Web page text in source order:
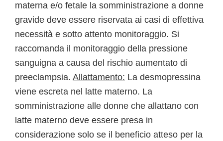
materna e/o fetale la somministrazione a donne
gravide deve essere riservata ai casi di effettiva
necessità e sotto attento monitoraggio. Si
raccomanda il monitoraggio della pressione
sanguigna a causa del rischio aumentato di
preeclampsia. Allattamento: La desmopressina
viene escreta nel latte materno. La
somministrazione alle donne che allattano con
latte materno deve essere presa in
considerazione solo se il beneficio atteso per la